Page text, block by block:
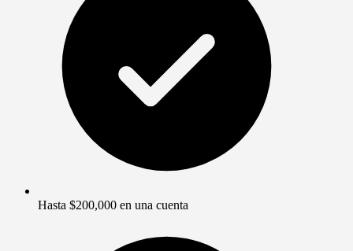
Hasta $200,000 en una cuenta